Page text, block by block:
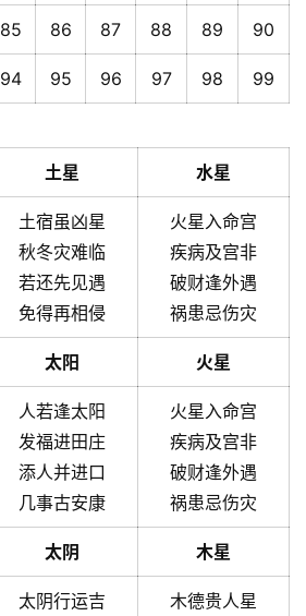
85 86 87 88 89 90
94 95 96 97 98 99
土星 水星
土宿虽凶星
秋冬灾难临
若还先见遇
免得再相侵
火星入命宫
疾病及宫非
破财逢外遇
祸患忌伤灾
太阳 火星
人若逢太阳
发福进田庄
添人并进口
几事古安康
火星入命宫
疾病及宫非
破财逢外遇
祸患忌伤灾
太阴 木星
太阴行运吉
木德贵人星